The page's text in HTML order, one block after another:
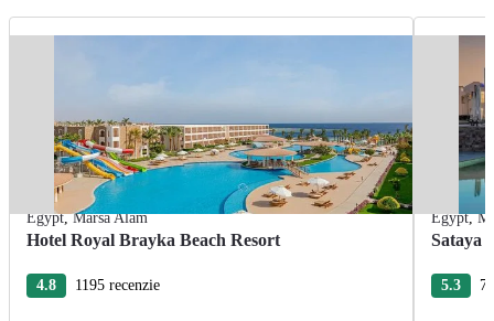
Egypt,Marsa Alam
Hotel Royal Brayka Beach Resort
4.8 1195 recenzie
Egypt,
Sataya
5.3